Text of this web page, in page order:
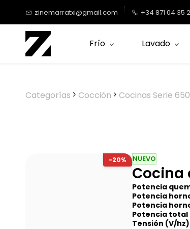
contenido
principal
zinemarratxi@gmail.com +34 871 04 35
Frío Lavado
Categorías Cocción Cocinas Serie
-20% NUEVO
Cocina
Potencia
Potencia
Potencia
Potencia total
Tensión (V/